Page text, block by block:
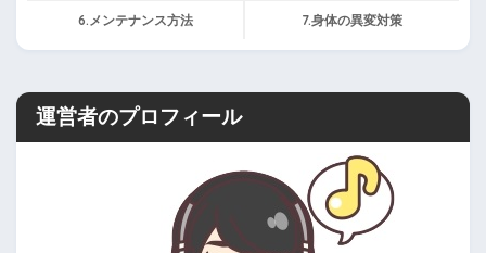
6.メンテナンス方法 7.身体の異変対策
運営者のプロフィール